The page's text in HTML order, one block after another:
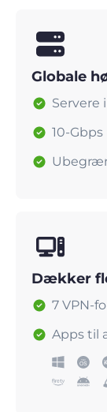
Globale
Servere
10-
Dækker
7 VPN-
Apps til